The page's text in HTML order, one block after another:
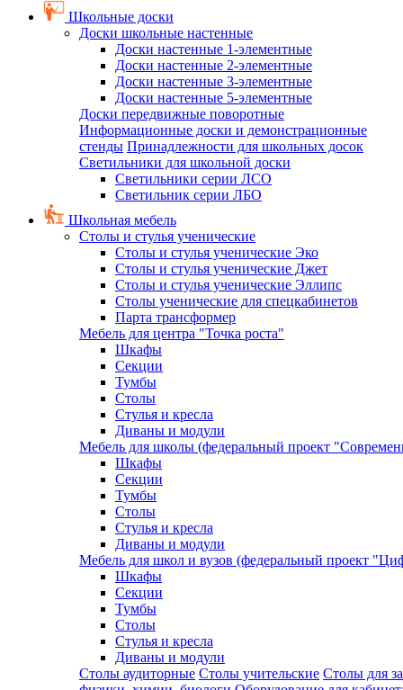
Школьные доски
Доски школьные настенные
Доски настенные 1-элементные
Доски настенные 2-элементные
Доски настенные 3-элементные
Доски настенные 5-элементные
Доски передвижные поворотные
Информационные доски и демонстрационные
стенды Принадлежности для школьных досок
Светильники для школьной доски
Светильники серии ЛСО
Светильник серии ЛБО
Школьная мебель
Столы и стулья ученические
Столы и стулья ученические Эко
Столы и стулья ученические Джет
Столы и стулья ученические Эллипс
Столы ученические для спецкабинетов
Парта трансформер
Мебель для центра "Точка роста"
Шкафы
Секции
Тумбы
Столы
Стулья и кресла
Диваны и модули
Мебель для школы (федеральный проект
Шкафы
Секции
Тумбы
Столы
Стулья и кресла
Диваны и модули
Мебель для школ и вузов (федеральный проект
Шкафы
Секции
Тумбы
Столы
Стулья и кресла
Диваны и модули
Столы аудиторные Столы учительские Столы для